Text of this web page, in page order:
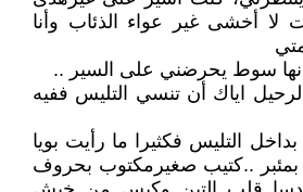
لا أخشى غير عواء الذئاب وأنا
سوط يحرضني على السير ..
اياك أن تنسي التليس ففيه
التليس فكثيرا ما رأيت بويا
بمئبر ..كتيب صغيرمكتوب بحروف